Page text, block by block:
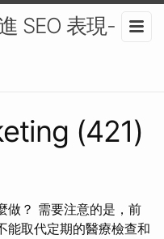
SEO 表現-
(421)
做？ 需要注意的是，前
能取代定期的醫療檢查和